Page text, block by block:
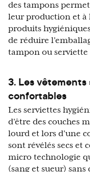
des tampons
leur production et
produits
de réduire
tampon ou serviette
3. Les
confortables
Les serviettes
d'être des couches
lourd et lors d'une
sont révélés secs et
micro technologie
(sang et sueur)